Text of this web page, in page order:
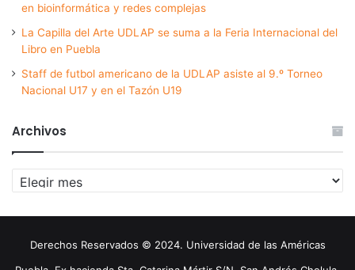
en bioinformática y redes complejas
La Capilla del Arte UDLAP se suma a la Feria Internacional del
Libro en Puebla
Staff de futbol americano de la UDLAP asiste al 9.º Torneo
Nacional U17 y en el Tazón U19
Archivos
Archivos
Derechos Reservados © 2024. Universidad de las Américas